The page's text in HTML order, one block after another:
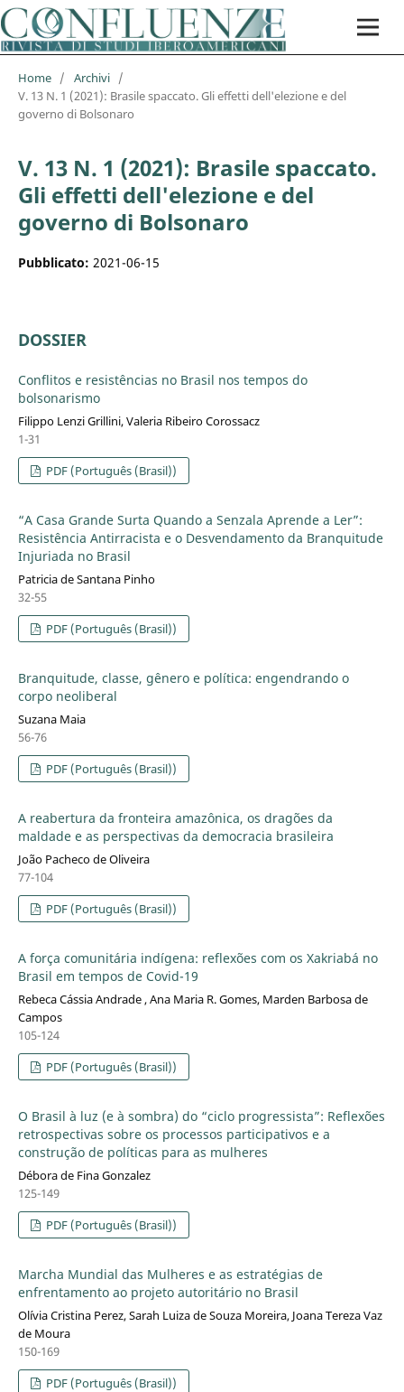
Home / Archivi /
V. 13 N. 1 (2021): Brasile spaccato. Gli effetti dell'elezione e del
governo di Bolsonaro
V. 13 N. 1 (2021): Brasile spaccato.
Gli effetti dell'elezione e del
governo di Bolsonaro
Pubblicato: 2021-06-15
DOSSIER
Conflitos e resistências no Brasil nos tempos do
bolsonarismo
Filippo Lenzi Grillini, Valeria Ribeiro Corossacz
1-31
PDF (Português (Brasil))
“A Casa Grande Surta Quando a Senzala Aprende a Ler”:
Resistência Antirracista e o Desvendamento da Branquitude
Injuriada no Brasil
Patricia de Santana Pinho
32-55
PDF (Português (Brasil))
Branquitude, classe, gênero e política: engendrando o
corpo neoliberal
Suzana Maia
56-76
PDF (Português (Brasil))
A reabertura da fronteira amazônica, os dragões da
maldade e as perspectivas da democracia brasileira
João Pacheco de Oliveira
77-104
PDF (Português (Brasil))
A força comunitária indígena: reflexões com os Xakriabá no
Brasil em tempos de Covid-19
Rebeca Cássia Andrade , Ana Maria R. Gomes, Marden Barbosa de
Campos
105-124
PDF (Português (Brasil))
O Brasil à luz (e à sombra) do “ciclo progressista”: Reflexões
retrospectivas sobre os processos participativos e a
construção de políticas para as mulheres
Débora de Fina Gonzalez
125-149
PDF (Português (Brasil))
Marcha Mundial das Mulheres e as estratégias de
enfrentamento ao projeto autoritário no Brasil
Olívia Cristina Perez, Sarah Luiza de Souza Moreira, Joana Tereza Vaz
de Moura
150-169
PDF (Português (Brasil))